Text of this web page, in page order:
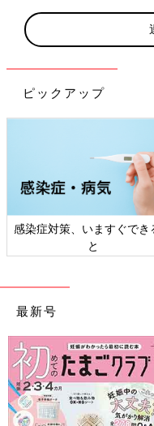
本やおもちゃを片付ける
「姉妹ひとりひとりのデ
所になり、趣味や勉強に
など、家族の枠を越えて
くありません。
（ｃ）秡川寿美礼
「大きなダイニングテーブルを
ピックアップ
感染症対策、いますぐでき
と
最新号